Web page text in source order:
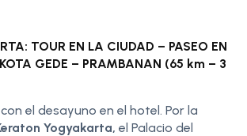
TOUR EN LA CIUDAD – PASEO EN
GEDE – PRAMBANAN (65 km – 3
el desayuno en el hotel. Por la
Yogyakarta, el Palacio del